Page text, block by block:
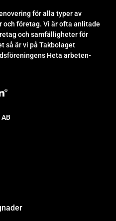
för alla typer av
företag. Vi är ofta anlitade
och samfälligheter för
så är vi på Takbolaget
Heta arbeten-